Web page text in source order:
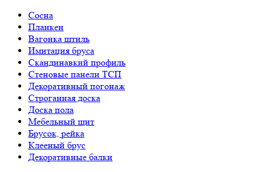
Сосна
Планкен
Вагонка штиль
Имитация бруса
Скандинавкий профиль
Стеновые панели ТСП
Декоративный погонаж
Строганная доска
Доска пола
Мебельный щит
Брусок, рейка
Клееный брус
Декоративные балки